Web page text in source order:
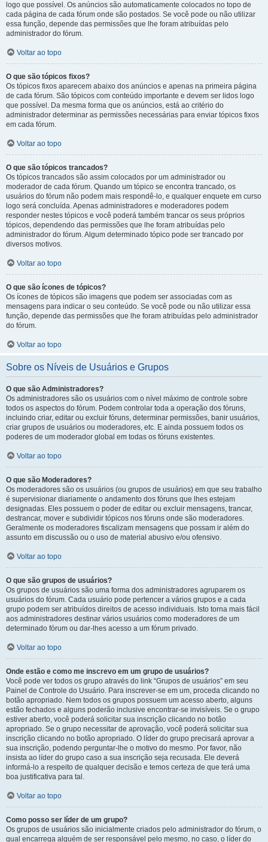
logo que possível. Os anúncios são automaticamente colocados no topo de
cada página de cada fórum onde são postados. Se você pode ou não utilizar
essa função, depende das permissões que lhe foram atribuídas pelo
administrador do fórum.
Voltar ao topo
O que são tópicos fixos?
Os tópicos fixos aparecem abaixo dos anúncios e apenas na primeira página
de cada fórum. São tópicos com conteúdo importante e devem ser lidos logo
que possível. Da mesma forma que os anúncios, está ao critério do
administrador determinar as permissões necessárias para enviar tópicos fixos
em cada fórum.
Voltar ao topo
O que são tópicos trancados?
Os tópicos trancados são assim colocados por um administrador ou
moderador de cada fórum. Quando um tópico se encontra trancado, os
usuários do fórum não podem mais respondê-lo, e qualquer enquete em curso
logo será concluída. Apenas administradores e moderadores podem
responder nestes tópicos e você poderá também trancar os seus próprios
tópicos, dependendo das permissões que lhe foram atribuídas pelo
administrador do fórum. Algum determinado tópico pode ser trancado por
diversos motivos.
Voltar ao topo
O que são ícones de tópicos?
Os ícones de tópicos são imagens que podem ser associadas com as
mensagens para indicar o seu conteúdo. Se você pode ou não utilizar essa
função, depende das permissões que lhe foram atribuídas pelo administrador
do fórum.
Voltar ao topo
Sobre os Níveis de Usuários e Grupos
O que são Administradores?
Os administradores são os usuários com o nível máximo de controle sobre
todos os aspectos do fórum. Podem controlar toda a operação dos fóruns,
incluindo criar, editar ou excluir fóruns, determinar permissões, banir usuários,
criar grupos de usuários ou moderadores, etc. E ainda possuem todos os
poderes de um moderador global em todas os fóruns existentes.
Voltar ao topo
O que são Moderadores?
Os moderadores são os usuários (ou grupos de usuários) em que seu trabalho
é supervisionar diariamente o andamento dos fóruns que lhes estejam
designadas. Eles possuem o poder de editar ou excluir mensagens, trancar,
destrancar, mover e subdividir tópicos nos fóruns onde são moderadores.
Geralmente os moderadores fiscalizam mensagens que possam ir além do
assunto em discussão ou o uso de material abusivo e/ou ofensivo.
Voltar ao topo
O que são grupos de usuários?
Os grupos de usuários são uma forma dos administradores agruparem os
usuários do fórum. Cada usuário pode pertencer a vários grupos e a cada
grupo podem ser atribuídos direitos de acesso individuais. Isto torna mais fácil
aos administradores destinar vários usuários como moderadores de um
determinado fórum ou dar-lhes acesso a um fórum privado.
Voltar ao topo
Onde estão e como me inscrevo em um grupo de usuários?
Você pode ver todos os grupo através do link “Grupos de usuários” em seu
Painel de Controle do Usuário. Para inscrever-se em um, proceda clicando no
botão apropriado. Nem todos os grupos possuem um acesso aberto, alguns
estão fechados e alguns poderão inclusive encontrar-se invisíveis. Se o grupo
estiver aberto, você poderá solicitar sua inscrição clicando no botão
apropriado. Se o grupo necessitar de aprovação, você poderá solicitar sua
inscrição clicando no botão apropriado. O líder do grupo precisará aprovar a
sua inscrição, podendo perguntar-lhe o motivo do mesmo. Por favor, não
insista ao líder do grupo caso a sua inscrição seja recusada. Ele deverá
informá-lo a respeito de qualquer decisão e temos certeza de que terá uma
boa justificativa para tal.
Voltar ao topo
Como posso ser líder de um grupo?
Os grupos de usuários são inicialmente criados pelo administrador do fórum, o
qual encarrega alguém de ser responsável pelo mesmo, no caso, o líder do